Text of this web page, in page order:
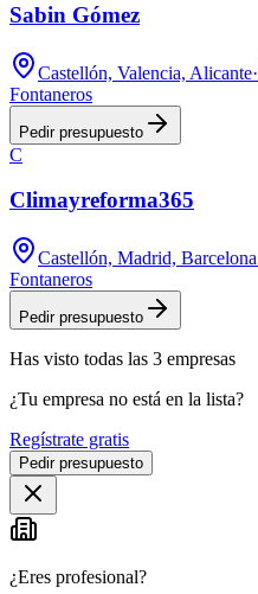
Sabin Gómez
Castellón, Valencia, Alicante·
Fontaneros
Pedir presupuesto
C
Climayreforma365
Castellón, Madrid, Barcelona
Fontaneros
Pedir presupuesto
Has visto todas las 3 empresas
¿Tu empresa no está en la lista?
Regístrate gratis
Pedir presupuesto
¿Eres profesional?